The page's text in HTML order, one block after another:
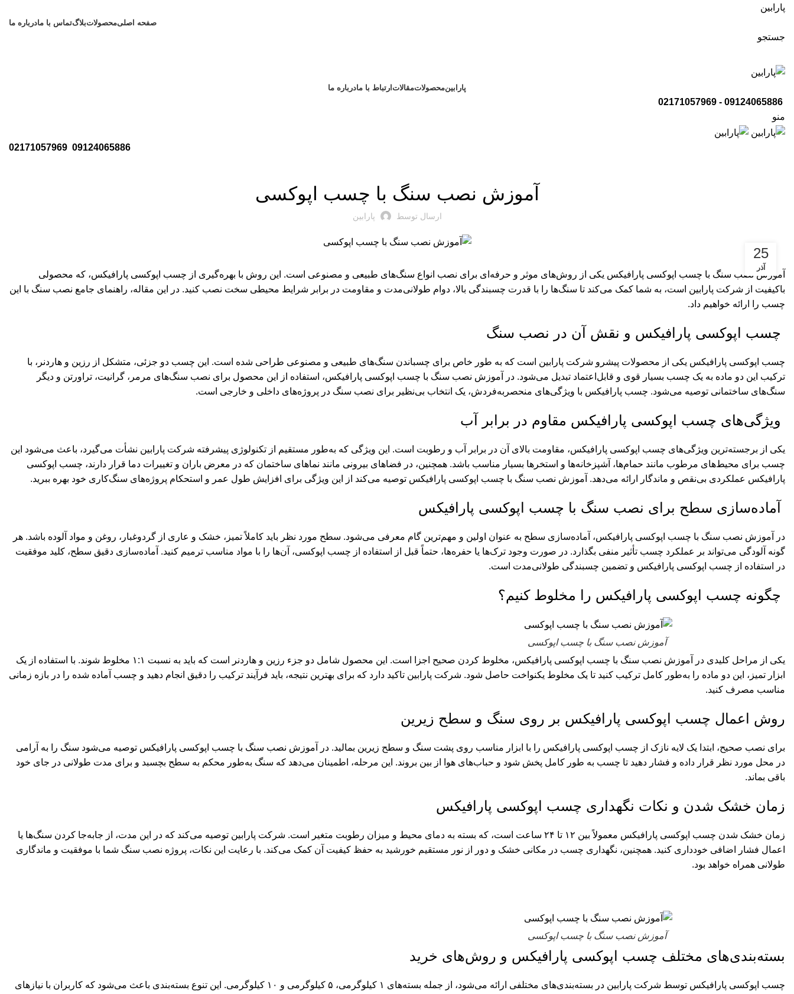
پارابین
صفحه اصلیمحصولاتبلاگتماس با مادرباره ما
جستجو
پارابینمحصولاتمقالات ارتباط با مادرباره ما
منو
09124065886
02171057969
آموزش نصب سنگ با چسب اپوکسی
ارسال توسط پارابین
25
آذر
آموزش نصب سنگ با چسب اپوکسی پارافیکس یکی از روش‌های موثر و حرفه‌ای برای نصب انواع سنگ‌های طبیعی و مصنوعی است. این روش با بهره‌گیری از چسب اپوکسی پارافیکس، که محصولی
باکیفیت از شرکت پارابین است، به شما کمک می‌کند تا سنگ‌ها را با قدرت چسبندگی بالا، دوام طولانی‌مدت و مقاومت در برابر شرایط محیطی سخت نصب کنید. در این مقاله، راهنمای جامع نصب سنگ با این
چسب را ارائه خواهیم داد.
چسب اپوکسی پارافیکس و نقش آن در نصب سنگ
چسب اپوکسی پارافیکس یکی از محصولات پیشرو شرکت پارابین است که به طور خاص برای چسباندن سنگ‌های طبیعی و مصنوعی طراحی شده است. این چسب دو جزئی، متشکل از رزین و هاردنر، با
ترکیب این دو ماده به یک چسب بسیار قوی و قابل‌اعتماد تبدیل می‌شود. در آموزش نصب سنگ با چسب اپوکسی پارافیکس، استفاده از این محصول برای نصب سنگ‌های مرمر، گرانیت، تراورتن و دیگر
سنگ‌های ساختمانی توصیه می‌شود. چسب پارافیکس با ویژگی‌های منحصر‌به‌فردش، یک انتخاب بی‌نظیر برای نصب سنگ در پروژه‌های داخلی و خارجی است.
ویژگی‌های چسب اپوکسی پارافیکس مقاوم در برابر آب
یکی از برجسته‌ترین ویژگی‌های چسب اپوکسی پارافیکس، مقاومت بالای آن در برابر آب و رطوبت است. این ویژگی که به‌طور مستقیم از تکنولوژی پیشرفته شرکت پارابین نشأت می‌گیرد، باعث می‌شود این
چسب برای محیط‌های مرطوب مانند حمام‌ها، آشپزخانه‌ها و استخرها بسیار مناسب باشد. همچنین، در فضاهای بیرونی مانند نماهای ساختمان که در معرض باران و تغییرات دما قرار دارند، چسب اپوکسی
پارافیکس عملکردی بی‌نقص و ماندگار ارائه می‌دهد. آموزش نصب سنگ با چسب اپوکسی پارافیکس توصیه می‌کند از این ویژگی برای افزایش طول عمر و استحکام پروژه‌های سنگ‌کاری خود بهره ببرید.
آماده‌سازی سطح برای نصب سنگ با چسب اپوکسی پارافیکس
در آموزش نصب سنگ با چسب اپوکسی پارافیکس، آماده‌سازی سطح به عنوان اولین و مهم‌ترین گام معرفی می‌شود. سطح مورد نظر باید کاملاً تمیز، خشک و عاری از گردوغبار، روغن و مواد آلوده باشد. هر
گونه آلودگی می‌تواند بر عملکرد چسب تأثیر منفی بگذارد. در صورت وجود ترک‌ها یا حفره‌ها، حتماً قبل از استفاده از چسب اپوکسی، آن‌ها را با مواد مناسب ترمیم کنید. آماده‌سازی دقیق سطح، کلید موفقیت
در استفاده از چسب اپوکسی پارافیکس و تضمین چسبندگی طولانی‌مدت است.
چگونه چسب اپوکسی پارافیکس را مخلوط کنیم؟
آموزش نصب سنگ با چسب اپوکسی
یکی از مراحل کلیدی در آموزش نصب سنگ با چسب اپوکسی پارافیکس
، مخلوط کردن صحیح اجزا است. این محصول شامل دو جزء رزین و هاردنر است که باید به نسبت ۱:۱ مخلوط شوند. با استفاده از یک
ابزار تمیز، این دو ماده را به‌طور کامل ترکیب کنید تا یک مخلوط یکنواخت حاصل شود. شرکت پارابین تاکید دارد که برای بهترین نتیجه، باید فرآیند ترکیب را دقیق انجام دهید و چسب آماده شده را در بازه زمانی
مناسب مصرف کنید.
روش اعمال چسب اپوکسی پارافیکس بر روی سنگ و سطح زیرین
برای نصب صحیح، ابتدا یک لایه نازک از چسب اپوکسی پارافیکس را با ابزار مناسب روی پشت سنگ و سطح زیرین بمالید. در آموزش نصب سنگ با چسب اپوکسی پارافیکس توصیه می‌شود سنگ را به آرامی
در محل مورد نظر قرار داده و فشار دهید تا چسب به طور کامل پخش شود و حباب‌های هوا از بین بروند. این مرحله، اطمینان می‌دهد که سنگ به‌طور محکم به سطح بچسبد و برای مدت طولانی در جای خود
باقی بماند.
زمان خشک شدن و نکات نگهداری چسب اپوکسی پارافیکس
زمان خشک شدن چسب اپوکسی پارافیکس معمولاً بین ۱۲ تا ۲۴ ساعت است، که بسته به دمای محیط و میزان رطوبت متغیر است. شرکت پارابین توصیه می‌کند که در این مدت، از جابه‌جا کردن سنگ‌ها یا
اعمال فشار اضافی خودداری کنید. همچنین، نگهداری چسب در مکانی خشک و دور از نور مستقیم خورشید به حفظ کیفیت آن کمک می‌کند. با رعایت این نکات، پروژه نصب سنگ شما با موفقیت و ماندگاری
طولانی همراه خواهد بود.
آموزش نصب سنگ با چسب اپوکسی
بسته‌بندی‌های مختلف چسب اپوکسی پارافیکس و روش‌های خرید
چسب اپوکسی پارافیکس توسط شرکت پارابین در بسته‌بندی‌های مختلفی ارائه می‌شود، از جمله بسته‌های ۱ کیلوگرمی، ۵ کیلوگرمی و ۱۰ کیلوگرمی. این تنوع بسته‌بندی باعث می‌شود که کاربران با نیازهای